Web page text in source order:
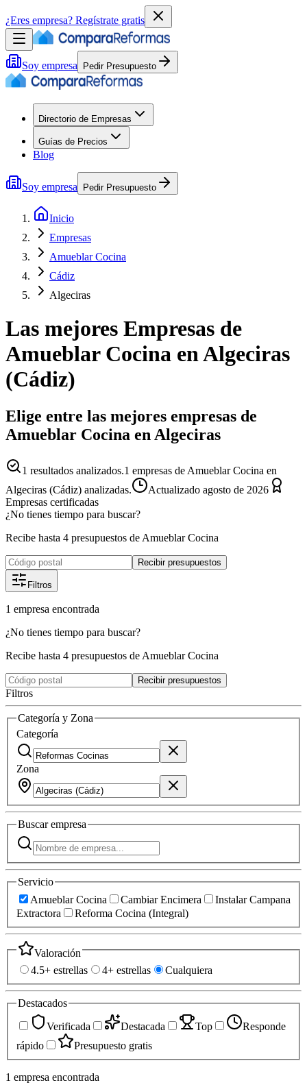
¿Eres empresa? Regístrate gratis
Soy empresa Pedir Presupuesto
Directorio de Empresas
Guías de Precios
Blog
Soy empresa Pedir Presupuesto
Inicio
Empresas
Amueblar Cocina
Cádiz
Algeciras
Las mejores Empresas de
Amueblar Cocina enAlgeciras
(Cádiz)
Elige entre las mejores empresas de
Amueblar Cocina en Algeciras
1 resultados analizados.1 empresas de Amueblar Cocina en
Algeciras (Cádiz) analizadas.
Actualizado agosto de 2026
Empresas certificadas
¿No tienes tiempo para buscar?
Recibe hasta 4 presupuestos de Amueblar Cocina
Recibir presupuestos
Filtros
1 empresa encontrada
¿No tienes tiempo para buscar?
Recibe hasta 4 presupuestos de Amueblar Cocina
Recibir presupuestos
Filtros
Categoría y Zona
Categoría
Zona
Buscarempresa
Servicio
Amueblar Cocina
Cambiar Encimera
Instalar Campana
Extractora
Reforma Cocina (Integral)
Valoración
4.5+ estrellas
4+ estrellas Cualquiera
Destacados
Verificada
Destacada Top
Responde
rápido
Presupuesto gratis
1 empresa encontrada